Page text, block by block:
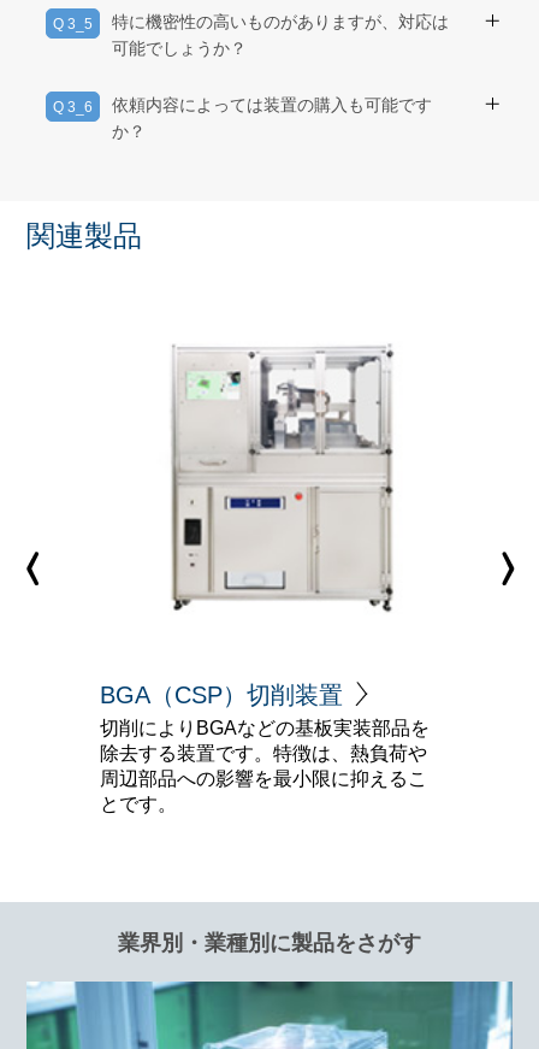
ただ、特殊な案件や、ロット数の多いものについ
ては日数を頂くものもございますので、
A 3_4
少ロットから多ロットまで対応可能です。
ロット数が多ければその1枚当たりのコストは抑え
Q 3_5
特に機密性の高いものがありますが、対応は
可能でしょうか？
A 3_5
案件に応じて『機密保持契約書』を締結させて頂
きますのでご安心ください。
Q 3_6
依頼内容によっては装置の購入も可能です
か？
関連製品
BGA（CSP）切削装置
切削によりBGAなどの基板実装部品を
除去する装置です。特徴は、熱負荷や
周辺部品への影響を最小限に抑えるこ
とです。
業界別・業種別に製品をさがす